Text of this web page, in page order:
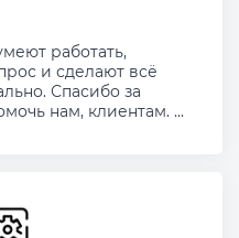
работать,
и сделают всё
Спасибо за
нам, клиентам. ...